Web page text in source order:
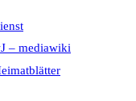
– mediawiki